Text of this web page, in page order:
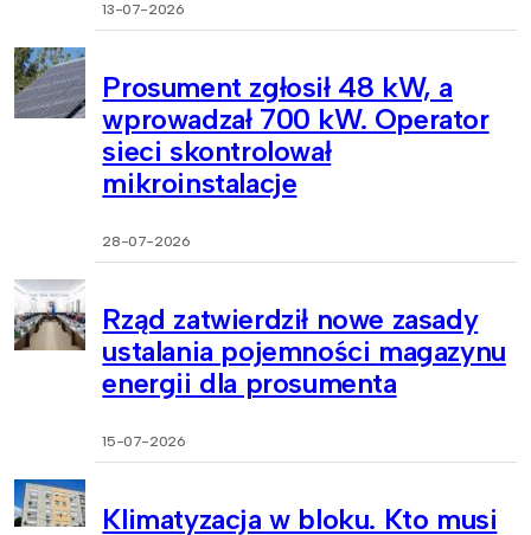
13-07-2026
Prosument zgłosił 48 kW, a
wprowadzał 700 kW. Operator
sieci skontrolował
mikroinstalacje
28-07-2026
Rząd zatwierdził nowe zasady
ustalania pojemności magazynu
energii dla prosumenta
15-07-2026
Klimatyzacja w bloku. Kto musi